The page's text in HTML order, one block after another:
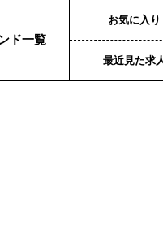
ド一覧
お気に入り
最近見た求